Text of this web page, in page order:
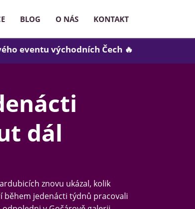
BLOG O NÁS KONTAKT
eventu východních Čech 🔥
dál
znovu ukázal, kolik
během jedenácti týdnů pracovali